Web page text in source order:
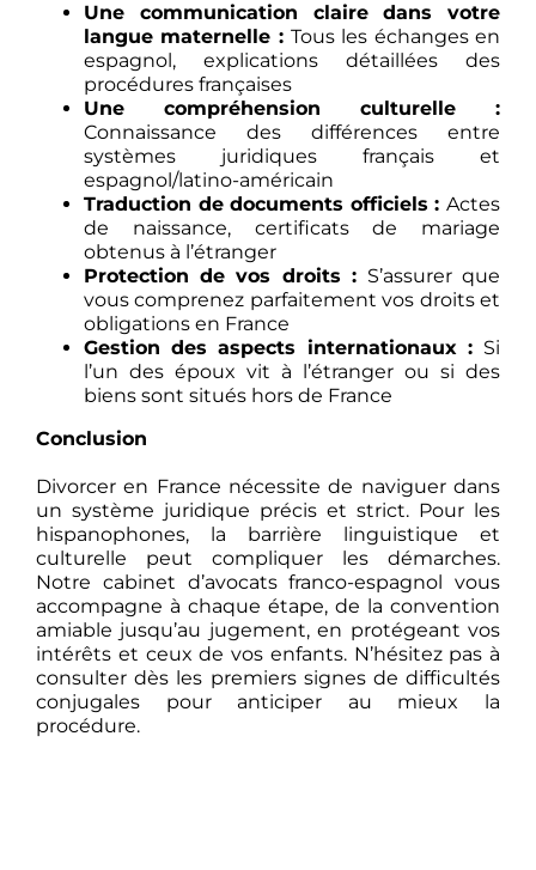
Une communication claire dans votre
langue maternelle : Tous les échanges en
espagnol, explications détaillées des
procédures françaises
Une compréhension culturelle :
Connaissance des différences entre
systèmes juridiques français et
espagnol/latino-américain
Traduction de documents officiels : Actes
de naissance, certificats de mariage
obtenus à l’étranger
Protection de vos droits : S’assurer que
vous comprenez parfaitement vos droits et
obligations en France
Gestion des aspects internationaux : Si
l’un des époux vit à l’étranger ou si des
biens sont situés hors de France
Conclusion
Divorcer en France nécessite de naviguer dans
un système juridique précis et strict. Pour les
hispanophones, la barrière linguistique et
culturelle peut compliquer les démarches.
Notre cabinet d’avocats franco-espagnol vous
accompagne à chaque étape, de la convention
amiable jusqu’au jugement, en protégeant vos
intérêts et ceux de vos enfants. N’hésitez pas à
consulter dès les premiers signes de difficultés
conjugales pour anticiper au mieux la
procédure.